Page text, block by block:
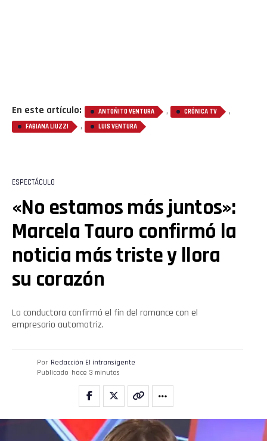
En este artículo: ANTOÑITO VENTURA , CRÓNICA TV ,
FABIANA LIUZZI , LUIS VENTURA
ESPECTÁCULO
«No estamos más juntos»:
Marcela Tauro confirmó la
noticia más triste y llora
su corazón
La conductora confirmó el fin del romance con el
empresario automotriz.
Por Redacción El intransigente
Publicado hace 3 minutos